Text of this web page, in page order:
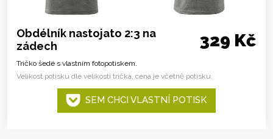
Obdélník nastojato 2:3 na
zádech
329 Kč
Tričko šedé s vlastním fotopotiskem.
Velikost potisku dle velikosti trička, cena je včetně potisku.
SEM CHCI VLASTNÍ POTISK